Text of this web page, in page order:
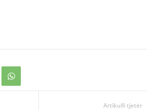
Artikulli tjetër